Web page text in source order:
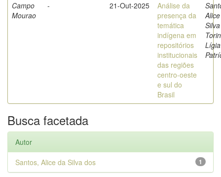
Campo
Mourao
- 21-Out-2025
Análise da
presença da
temática
indígena em
repositórios
institucionais
das regiões
centro-oeste
e sul do
Brasil
Lígia
Busca facetada
Autor
1
Santos, Alice da Silva dos